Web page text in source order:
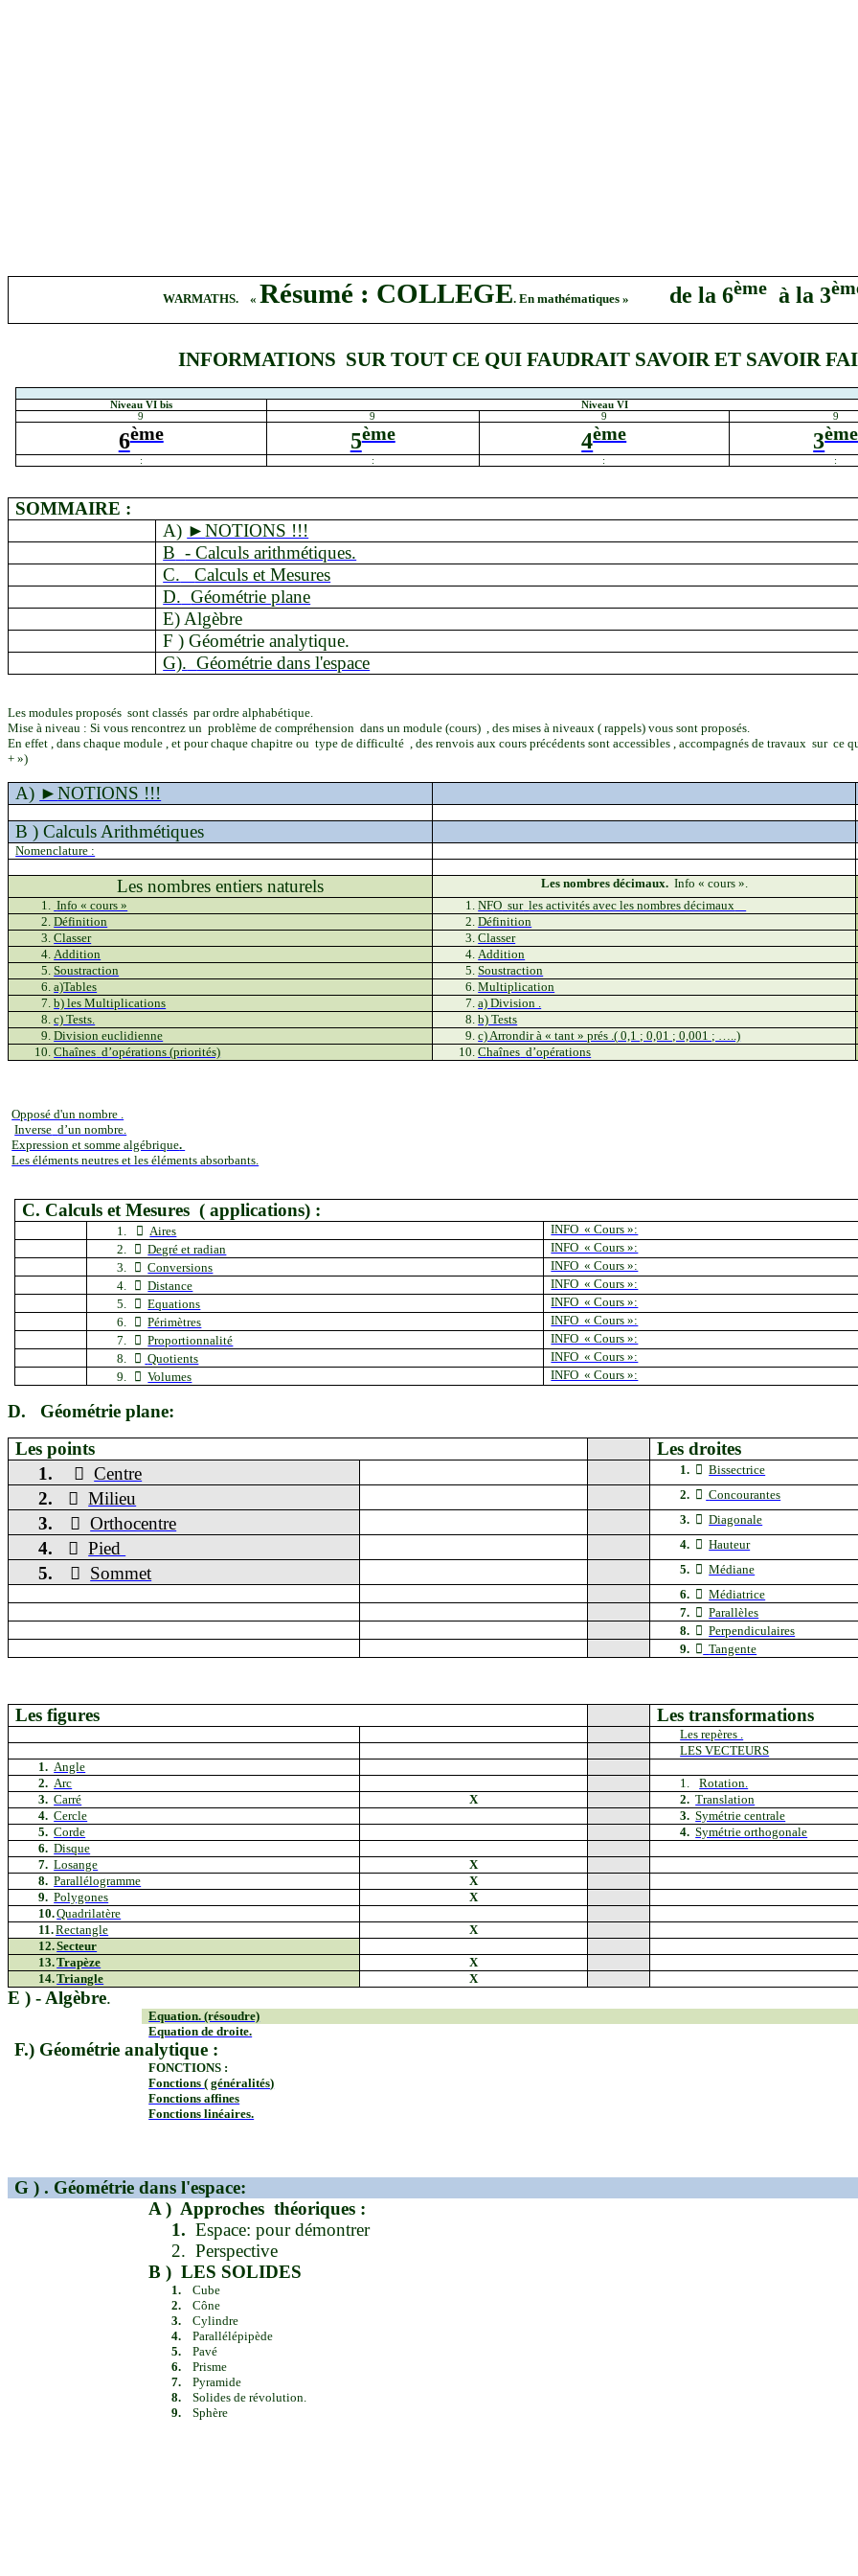
WARMATHS. « Résumé : COLLEGE. En mathématiques » de la 6ème à la 3
INFORMATIONS SUR TOUT CE QUI FAUDRAIT SAVOIR ET SAVOIR
Niveau VI bis Niveau VI
9
9 9 9
6ème 5ème 4ème 3ème
: : : :
SOMMAIRE :
A) ►NOTIONS !!!
B - Calculs arithmétiques.
C.
Calculs et Mesures
D. Géométrie plane
E) Algèbre
F ) Géométrie analytique.
G). Géométrie dans l'espace
Les modules proposés sont classés par ordre alphabétique.
Mise à niveau : Si vous rencontrez un problème de compréhension dans un module (cours) , des mises à niveaux ( rappels) vous sont proposés.
En effet , dans chaque module , et pour chaque chapitre ou type de difficulté , des renvois aux cours précédents sont accessibles , accompagnés de travaux sur ce
+ »)
A) ►NOTIONS !!!
B ) Calculs Arithmétiques
Nomenclature :
Les nombres entiers naturels Les nombres décimaux. Info « cours ».
Info « cours » NFO sur les activités avec les nombres décimaux
Définition
Définition
Classer
Classer
Addition
Addition
Soustraction
Soustraction
a)Tables
Multiplication
b) les Multiplications
a)Division .
c) Tests.
b) Tests
Division euclidienne
c) Arrondir à « tant »prés .( 0,1 ; 0,01 ; 0,001 ; …..)
Chaînes d’opérations (priorités) Chaînes d’opérations
Opposé d'unnombre .
Inverse d’un nombre.
Expression et somme algébrique.
Les éléments neutres et les éléments absorbants.
C. Calculs et Mesures ( applications) :
1.  Aires
INFO « Cours »:
2.
 Degré et radian
INFO « Cours »:
3.
 Conversions
INFO « Cours »:
4.
 Distance
INFO « Cours »:
5.
 Equations
INFO « Cours »:
6.
 Périmètres
INFO « Cours »:
7.
 Proportionnalité
INFO « Cours »:
8.
 Quotients
INFO « Cours »:
9.
 Volumes INFO « Cours »:
D.
Géométrie plane:
Les points
Les droites
1.
 Centre 1.  Bissectrice
2.  Milieu 2.  Concourantes
3.  Orthocentre 3.  Diagonale
4.  Pied 4.  Hauteur
5.  Sommet 5.  Médiane
6.  Médiatrice
7.  Parallèles
8.  Perpendiculaires
9.  Tangente
Les figures Les transformations
Lesrepères .
LES VECTEURS
1. Angle
2. Arc 1.
Rotation.
3. Carré X 2. Translation
4. Cercle 3. Symétrie centrale
5. Corde 4. Symétrie orthogonale
6. Disque
7. Losange
X
8. Parallélogramme
X
9. Polygones
X
10.Quadrilatère
11.Rectangle
X
12.Secteur
13.Trapèze
X
14.Triangle X
E ) - Algèbre.
Equation. (résoudre)
Equation de droite.
F.) Géométrie analytique :
FONCTIONS :
Fonctions( généralités)
Fonctions affines
Fonctions linéaires.
G ) . Géométrie dans l'espace:
A ) Approches théoriques :
1. Espace: pour démontrer
2. Perspective
B ) LES SOLIDES
1.
Cube
2.
Cône
3.
Cylindre
4.
Parallélépipède
5.
Pavé
6.
Prisme
7.
Pyramide
8.
Solides de révolution.
9.
Sphère